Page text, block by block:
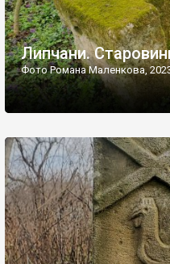
Липчани.
Фото Романа Маленкова,